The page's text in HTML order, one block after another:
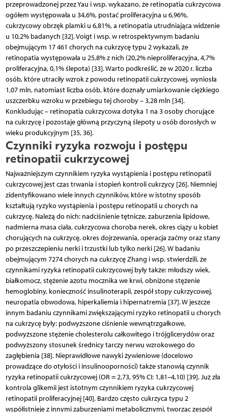
przeprowadzonej przez Yau i wsp. wykazano, że retinopatia cukrzycowa
ogółem występowała u 34,6%, postać proliferacyjna u 6,96%,
cukrzycowy obrzęk plamki u 6,81%, a retinopatia utrudniająca widzenie
u 10,2% badanych [32]. Voigt i wsp. w retrospektywnym badaniu
obejmującym 17 461 chorych na cukrzycę typu 2 wykazali, że
retinopatia występowała u 25,8% z nich (20,2% nieproliferacyjna, 4,7%
proliferacyjna, 0,1% ślepota) [33]. Warto podkreślić, że w 2020 r. liczba
osób, które utraciły wzrok z powodu retinopatii cukrzycowej, wyniosła
1,07 mln, natomiast liczba osób, które doznały umiarkowanie ciężkiego
uszczerbku wzroku w przebiegu tej choroby – 3,28 mln [34].
Konkludując – retinopatia cukrzycowa dotyka 1 na 3 osoby chorujące
na cukrzycę i pozostaje główną przyczyną ślepoty u osób dorosłych w
wieku produkcyjnym [35, 36].
Czynniki ryzyka rozwoju i postępu
retinopatii cukrzycowej
Najważniejszym czynnikiem ryzyka wystąpienia i postępu retinopatii
cukrzycowej jest czas trwania i stopień kontroli cukrzycy [26]. Niemniej
zidentyfikowano wiele innych czynników, które w istotny sposób
kształtują ryzyko wystąpienia i postępu retinopatii u chorych na
cukrzycę. Należą do nich: nadciśnienie tętnicze, zaburzenia lipidowe,
nadmierna masa ciała, cukrzycowa choroba nerek, okres ciąży u kobiet
chorujących na cukrzycę, okres dojrzewania, operacja zaćmy oraz stany
po przeszczepieniu nerki i trzustki lub tylko nerki [26]. W badaniu
obejmującym 7274 chorych na cukrzycę Zhang i wsp. stwierdzili, że
czynnikami ryzyka retinopatii cukrzycowej były także: młodszy wiek,
białkomocz, stężenie azotu mocznika we krwi, obniżone stężenie
hemoglobiny, konieczność insulinoterapii, zespół stopy cukrzycowej,
neuropatia obwodowa, hiperkaliemia i hipernatremia [37]. W jeszcze
innym badaniu czynnikami zwiększającymi ryzyko retinopatii u chorych
na cukrzycę były: podwyższone ciśnienie wewnątrzgałkowe,
podwyższone stężenie cholesterolu całkowitego i trójglicerydów oraz
podwyższony stosunek średnicy tarczy nerwu wzrokowego do
zagłębienia [38]. Nieprawidłowe nawyki żywieniowe (docelowo
prowadzące do otyłości i insulinooporności) także stanowią czynnik
ryzyka retinopatii cukrzycowej (OR = 2,73, 95% CI: 1,81–4,10) [39]. Już zła
kontrola glikemii jest istotnym czynnikiem ryzyka cukrzycowej
retinopatii proliferacyjnej [40]. Bardzo często cukrzyca typu 2
współistnieje z innymi zaburzeniami metabolicznymi, tworząc zespół